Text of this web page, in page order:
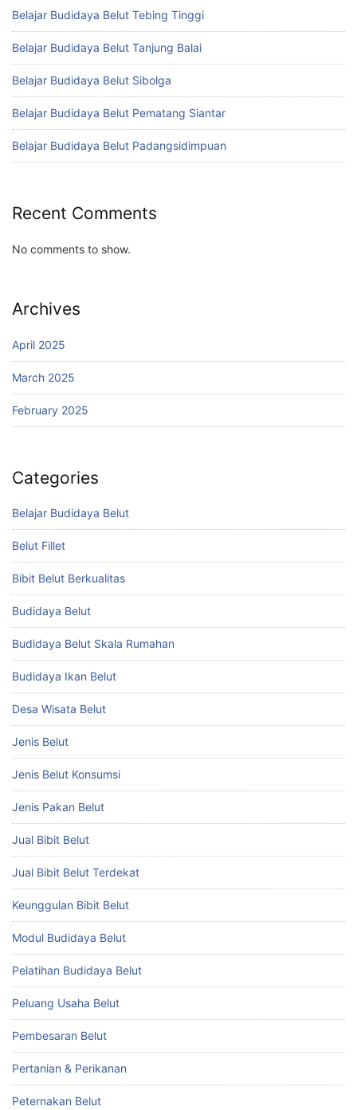
Belajar Budidaya Belut Tebing Tinggi
Belajar Budidaya Belut Tanjung Balai
Belajar Budidaya Belut Sibolga
Belajar Budidaya Belut Pematang Siantar
Belajar Budidaya Belut Padangsidimpuan
Recent Comments
No comments to show.
Archives
April 2025
March 2025
February 2025
Categories
Belajar Budidaya Belut
Belut Fillet
Bibit Belut Berkualitas
Budidaya Belut
Budidaya Belut Skala Rumahan
Budidaya Ikan Belut
Desa Wisata Belut
Jenis Belut
Jenis Belut Konsumsi
Jenis Pakan Belut
Jual Bibit Belut
Jual Bibit Belut Terdekat
Keunggulan Bibit Belut
Modul Budidaya Belut
Pelatihan Budidaya Belut
Peluang Usaha Belut
Pembesaran Belut
Pertanian & Perikanan
Peternakan Belut